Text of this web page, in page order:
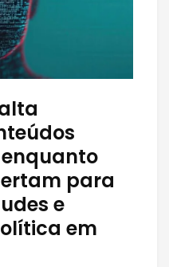
para
e
em